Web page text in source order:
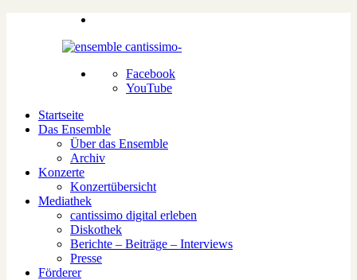
Facebook
YouTube
Startseite
Das Ensemble
Über das Ensemble
Archiv
Konzerte
Konzertübersicht
Mediathek
cantissimo digital erleben
Diskothek
Berichte – Beiträge – Interviews
Presse
Förderer